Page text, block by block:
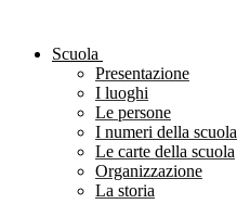
Scuola
Presentazione
I luoghi
Le persone
I numeri della scuola
Le carte della scuola
Organizzazione
La storia